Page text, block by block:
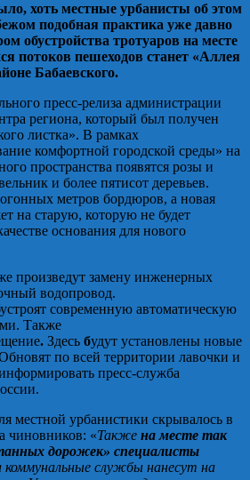
хоть местные урбанисты об этом
подобная практика уже давно
обустройства тротуаров на месте
потоков пешеходов станет «Аллея
Бабаевского.
пресс-релиза администрации
региона, который был получен
листка». В рамках
комфортной городской среды» на
пространства появятся розы и
и более пятисот деревьев.
метров бордюров, а новая
на старую, которую не будет
основания для нового
произведут замену инженерных
водопровод.
современную автоматическую
Также
. Здесь будут установлены новые
по всей территории лавочки и
пресс-служба
местной урбанистики скрывалось в
чиновников: «Также на месте так
дорожек» специалисты
коммунальные службы нанесут на